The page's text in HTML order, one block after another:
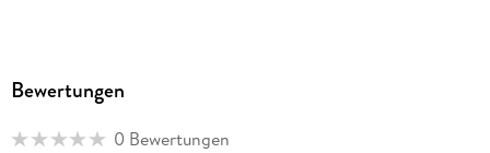
revell.com
Bewertungen
0 Bewertungen